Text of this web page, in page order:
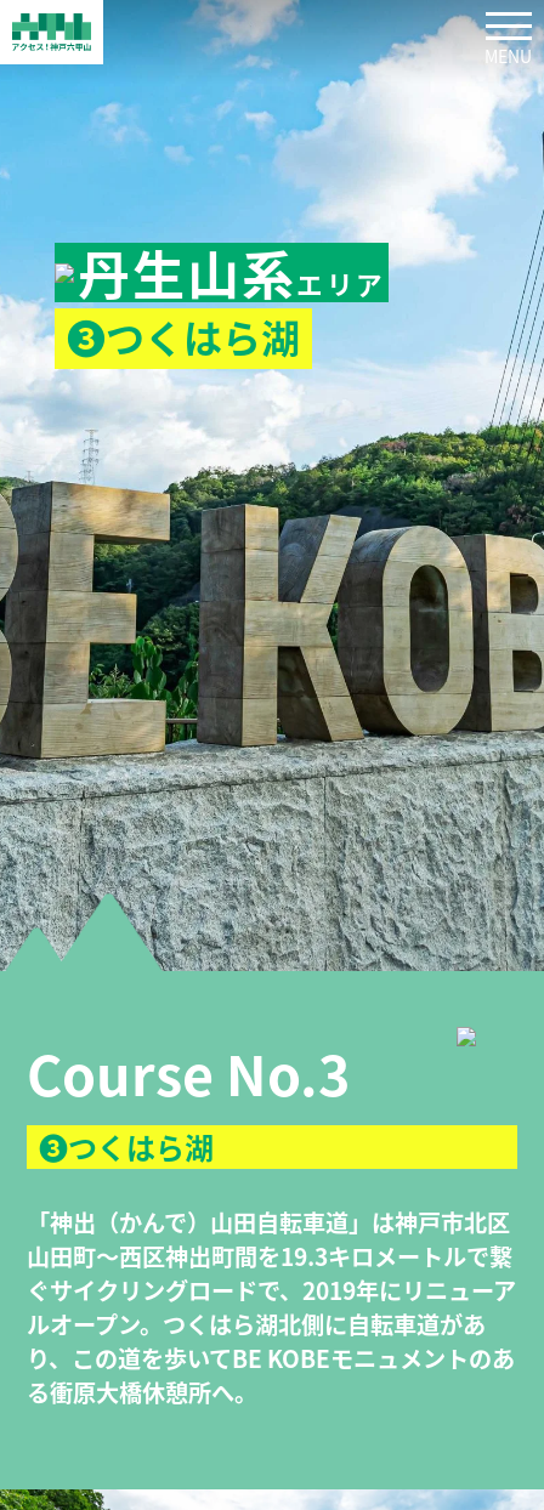
丹生山系エリア
❸つくはら湖
Course No.3
❸つくはら湖
「神出（かんで）山田自転車道」は神戸市北区
山田町～西区神出町間を19.3キロメートルで繋
ぐサイクリングロードで、2019年にリニューア
ルオープン。つくはら湖北側に自転車道があ
り、この道を歩いてBE KOBEモニュメントのあ
る衝原大橋休憩所へ。